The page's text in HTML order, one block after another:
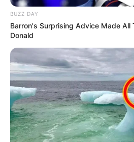
BUZZ DAY
Barron's Surprising Advice Made All
Donald